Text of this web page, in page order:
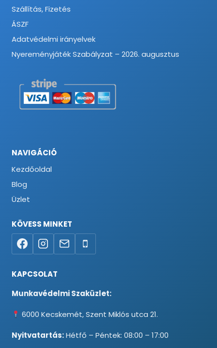
Szállítás, Fizetés
ÁSZF
Adatvédelmi irányelvek
Nyereményjáték Szabályzat – 2026. augusztus
NAVIGÁCIÓ
Kezdőoldal
Blog
Üzlet
KÖVESS MINKET
KAPCSOLAT
Munkavédelmi Szaküzlet:
6000 Kecskemét, Szent Miklós utca 21.
Nyitvatartás:Hétfő – Péntek: 08:00 – 17:00